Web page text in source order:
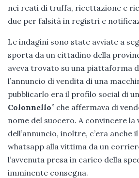
nei reati di truffa, ricettazione e
due per falsità in registri e
Le indagini sono state avviate a
sporta da un cittadino della
aveva trovato su una piattaforma
l’annuncio di vendita di una
pubblicarlo era il profilo social di
Colonnello” che affermava di
nome del suocero. A convincere
dell’annuncio, inoltre, c’era anche
whatsapp alla vittima da un
l’avvenuta presa in carico della
imminente consegna.